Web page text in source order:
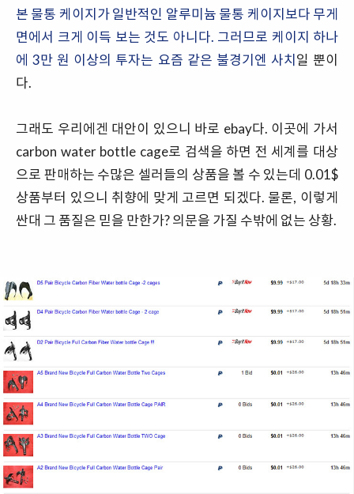
본 물통 케이지가 일반적인 알루미늄 물통 케이지보다 무게
면에서 크게 이득 보는 것도 아니다. 그러므로 케이지 하나
에 3만 원 이상의 투자는 요즘 같은 불경기엔 사치 일 뿐이
다.
그래도 우리에겐 대안이 있으니 바로 ebay다. 이곳에 가서
carbon water bottle cage로 검색을 하면 전 세계를 대상
으로 판매하는 수많은 셀러들의 상품을 볼 수 있는데 0.01$
상품부터 있으니 취향에 맞게 고르면 되겠다. 물론, 이렇게
싼대 그 품질은 믿을 만한가? 의문을 가질 수밖에 없는 상황.